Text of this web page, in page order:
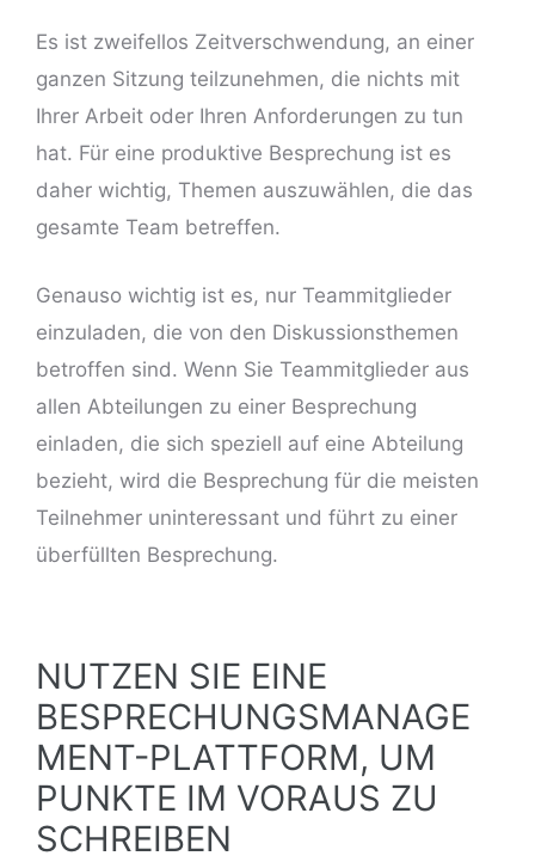
Es ist zweifellos Zeitverschwendung, an einer
ganzen Sitzung teilzunehmen, die nichts mit
Ihrer Arbeit oder Ihren Anforderungen zu tun
hat. Für eine produktive Besprechung ist es
daher wichtig, Themen auszuwählen, die das
gesamte Team betreffen.
Genauso wichtig ist es, nur Teammitglieder
einzuladen, die von den Diskussionsthemen
betroffen sind. Wenn Sie Teammitglieder aus
allen Abteilungen zu einer Besprechung
einladen, die sich speziell auf eine Abteilung
bezieht, wird die Besprechung für die meisten
Teilnehmer uninteressant und führt zu einer
überfüllten Besprechung.
NUTZEN SIE EINE
BESPRECHUNGSMANAGE
MENT-PLATTFORM, UM
PUNKTE IM VORAUS ZU
SCHREIBEN